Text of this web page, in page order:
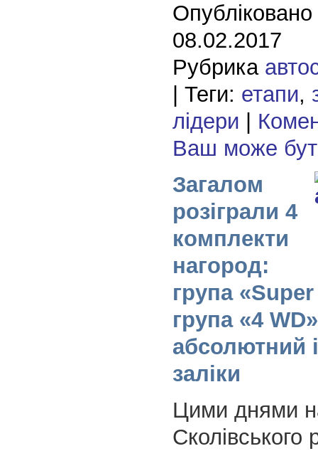
08.02.2017
Рубрика
| Теги: етапи,
лідери
Ваш може
Загалом
розіграли 4
комплекти
нагород:
група
група «4
абсолютний
заліки
Цими днями
Сколівського